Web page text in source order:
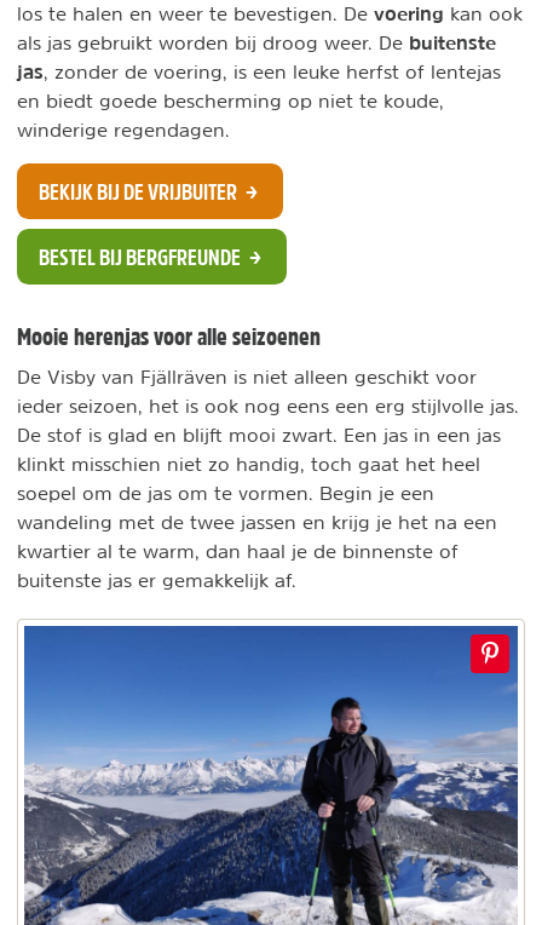
los te halen en weer te bevestigen. De voering kan ook
als jas gebruikt worden bij droog weer. De buitenste
jas , zonder de voering, is een leuke herfst of lentejas
en biedt goede bescherming op niet te koude,
winderige regendagen.
BEKIJK BIJ DE VRIJBUITER
BESTEL BIJ BERGFREUNDE
Mooie herenjas voor alle seizoenen
De Visby van Fjällräven is niet alleen geschikt voor
ieder seizoen, het is ook nog eens een erg stijlvolle jas.
De stof is glad en blijft mooi zwart. Een jas in een jas
klinkt misschien niet zo handig, toch gaat het heel
soepel om de jas om te vormen. Begin je een
wandeling met de twee jassen en krijg je het na een
kwartier al te warm, dan haal je de binnenste of
buitenste jas er gemakkelijk af.